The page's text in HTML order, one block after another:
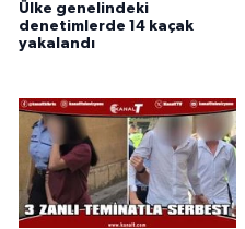
Ülke genelindeki
denetimlerde 14 kaçak
yakalandı